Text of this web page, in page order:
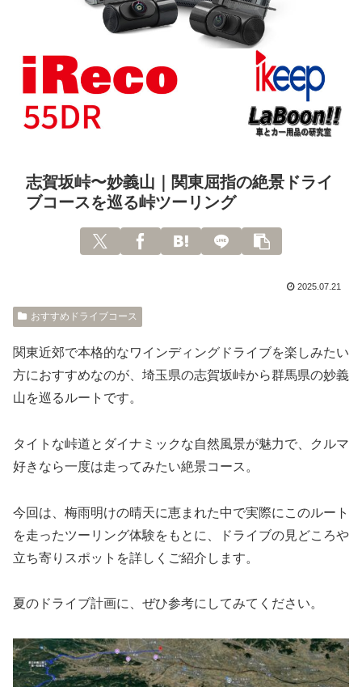
志賀坂峠〜妙義山｜関東屈指の絶景ドライ
ブコースを巡る峠ツーリング
2025.07.21
おすすめドライブコース
関東近郊で本格的なワインディングドライブを楽しみたい
方におすすめなのが、埼玉県の志賀坂峠から群馬県の妙義
山を巡るルートです。
タイトな峠道とダイナミックな自然風景が魅力で、クルマ
好きなら一度は走ってみたい絶景コース。
今回は、梅雨明けの晴天に恵まれた中で実際にこのルート
を走ったツーリング体験をもとに、ドライブの見どころや
立ち寄りスポットを詳しくご紹介します。
夏のドライブ計画に、ぜひ参考にしてみてください。